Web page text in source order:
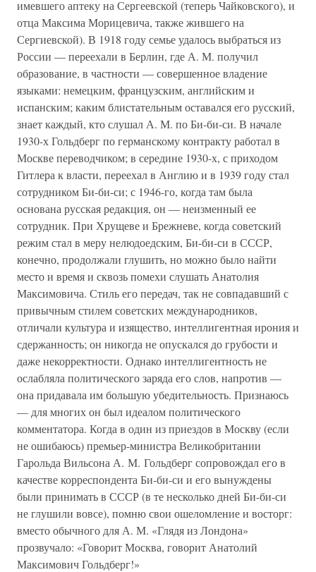
имевшего аптеку на Сергеевской (теперь Чайковского), и
отца Максима Морицевича, также жившего на
Сергиевской). В 1918 году семье удалось выбраться из
России — переехали в Берлин, где А. М. получил
образование, в частности — совершенное владение
языками: немецким, французским, английским и
испанским; каким блистательным оставался его русский,
знает каждый, кто слушал А. М. по Би-би-си. В начале
1930-х Гольдберг по германскому контракту работал в
Москве переводчиком; в середине 1930-х, с приходом
Гитлера к власти, переехал в Англию и в 1939 году стал
сотрудником Би-би-си; с 1946-го, когда там была
основана русская редакция, он — неизменный ее
сотрудник. При Хрущеве и Брежневе, когда советский
режим стал в меру нелюдоедским, Би-би-си в СССР,
конечно, продолжали глушить, но можно было найти
место и время и сквозь помехи слушать Анатолия
Максимовича. Стиль его передач, так не совпадавший с
привычным стилем советских международников,
отличали культура и изящество, интеллигентная ирония и
сдержанность; он никогда не опускался до грубости и
даже некорректности. Однако интеллигентность не
ослабляла политического заряда его слов, напротив —
она придавала им большую убедительность. Признаюсь
— для многих он был идеалом политического
комментатора. Когда в один из приездов в Москву (если
не ошибаюсь) премьер-министра Великобритании
Гарольда Вильсона А. М. Гольдберг сопровождал его в
качестве корреспондента Би-би-си и его вынуждены
были принимать в СССР (в те несколько дней Би-би-си
не глушили вовсе), помню свои ошеломление и восторг:
вместо обычного для А. М. «Глядя из Лондона»
прозвучало: «Говорит Москва, говорит Анатолий
Максимович Гольдберг!»